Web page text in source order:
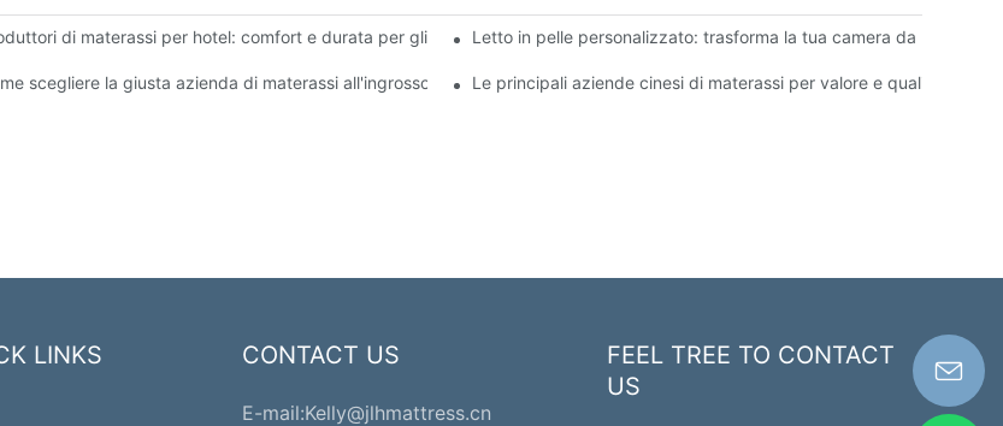
di materassi per hotel: comfort e durata per gli hotel Letto in pelle personalizzato: trasforma la tua camera da letto in
scegliere la giusta azienda di materassi all'ingrosso per la tua attivitàLe principali aziende cinesi di materassi per valore e qualità
LINKS CONTACT US
E-mail:Kelly@jlhmattress.cn
FEEL TREE TO CONTACT
US